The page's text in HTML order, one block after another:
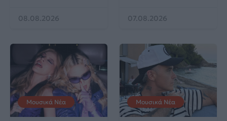
08.08.2026 07.08.2026
Μουσικά Νέα Μουσικά Νέα